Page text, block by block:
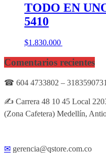
TODO EN
5410
$1.830.000
Comentarios recientes
☎ 604 4733802 –
✍ Carrera 48 10 45 Local
(Zona Cafetera) Medellín,
✉ gerencia@qstore.com.co